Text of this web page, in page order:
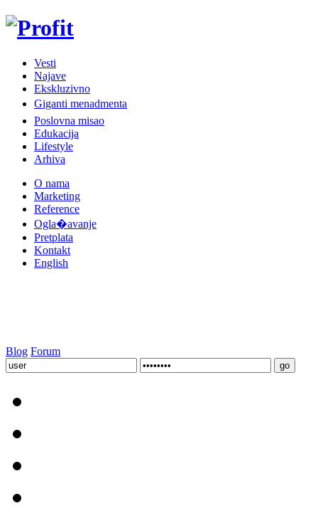
Vesti
Najave
Ekskluzivno
Giganti menadmenta
Poslovna misao
Edukacija
Lifestyle
Arhiva
O nama
Marketing
Reference
Ogla�avanje
Pretplata
Kontakt
English
Blog Forum